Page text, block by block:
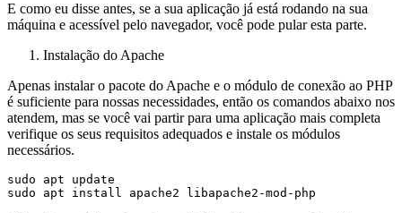
E como eu disse antes, se a sua aplicação já está rodando na sua
máquina e acessível pelo navegador, você pode pular esta parte.
Instalação do Apache
Apenas instalar o pacote do Apache e o módulo de conexão ao PHP
é suficiente para nossas necessidades, então os comandos abaixo nos
atendem, mas se você vai partir para uma aplicação mais completa
verifique os seus requisitos adequados e instale os módulos
necessários.
sudo apt update
sudo apt install apache2 libapache2-mod-php